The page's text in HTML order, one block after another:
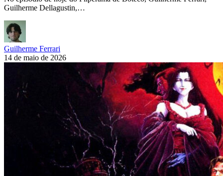
Guilherme Dellagustin,…
Guilherme Ferrari
14 de maio de 2026